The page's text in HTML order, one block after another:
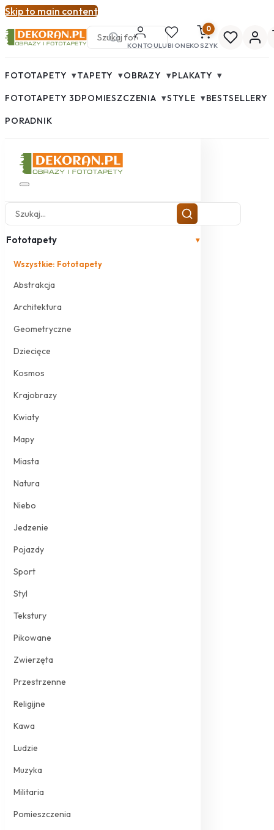
Skip to main content
KONTOULUBIONE
0
KOSZYK
FOTOTAPETY ▾TAPETY ▾OBRAZY ▾PLAKATY ▾
FOTOTAPETY 3DPOMIESZCZENIA ▾STYLE ▾BESTSELLERY
PORADNIK
Fototapety ▾
Wszystkie: Fototapety
Abstrakcja
Architektura
Geometryczne
Dziecięce
Kosmos
Krajobrazy
Kwiaty
Mapy
Miasta
Natura
Niebo
Jedzenie
Pojazdy
Sport
Styl
Tekstury
Pikowane
Zwierzęta
Przestrzenne
Religijne
Kawa
Ludzie
Muzyka
Militaria
Pomieszczenia